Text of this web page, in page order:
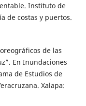
Instituto de
de costas y puertos.
de las
En Inundaciones
de Estudios de
Xalapa: